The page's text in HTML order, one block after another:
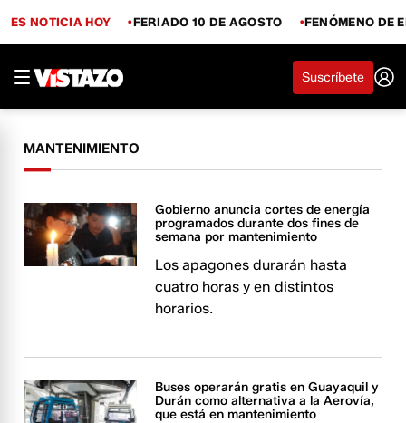
ES NOTICIA HOY FERIADO 10 DE AGOSTO FENÓMENO DE
Suscríbete
MANTENIMIENTO
Gobierno anuncia cortes de energía
programados durante dos fines de
semana por mantenimiento
Los apagones durarán hasta
cuatro horas y en distintos
horarios.
Buses operarán gratis en Guayaquil y
Durán como alternativa a la Aerovía,
que está en mantenimiento